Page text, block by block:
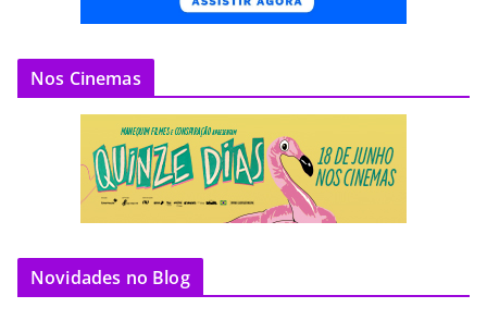
Nos Cinemas
Novidades no Blog